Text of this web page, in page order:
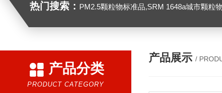
热门搜索： PM2.5颗粒物标准品,SRM 1648a城市颗粒物,SRM 1649B
产品分类
PRODUCT CATEGORY
产品展示 /